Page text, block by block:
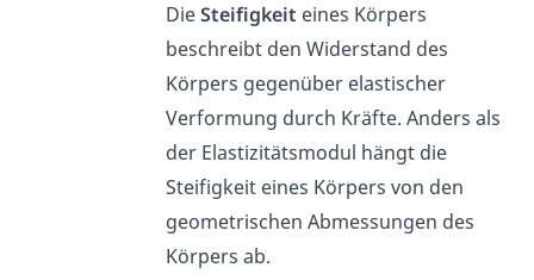
DieSteifigkeit eines Körpers
beschreibt den Widerstand des
Körpers gegenüber elastischer
Verformung durch Kräfte. Anders als
der Elastizitätsmodul hängt die
Steifigkeit eines Körpers von den
geometrischen Abmessungen des
Körpers ab.